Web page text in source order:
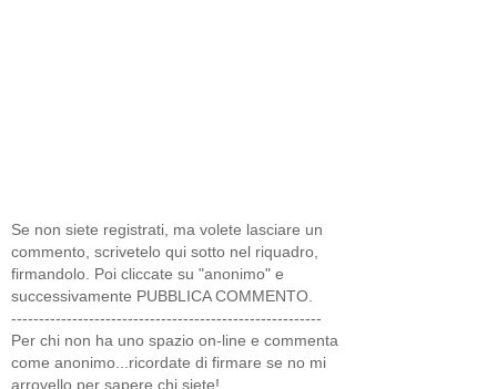
Se non siete registrati, ma volete lasciare un
commento, scrivetelo qui sotto nel riquadro,
firmandolo. Poi cliccate su "anonimo" e
successivamente PUBBLICA COMMENTO.
--------------------------------------------------------
Per chi non ha uno spazio on-line e commenta
come anonimo...ricordate di firmare se no mi
arrovello per sapere chi siete!